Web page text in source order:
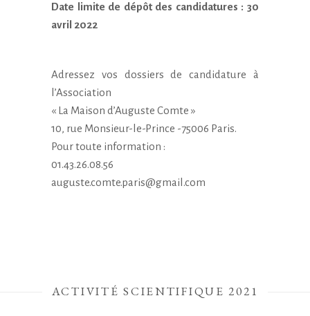
Date limite de dépôt des candidatures : 30
avril 2022
Adressez vos dossiers de candidature à
l’Association
« La Maison d’Auguste Comte »
10, rue Monsieur-le-Prince -75006 Paris.
Pour toute information :
01.43.26.08.56
auguste.comte.paris@gmail.com
ACTIVITÉ SCIENTIFIQUE 2021